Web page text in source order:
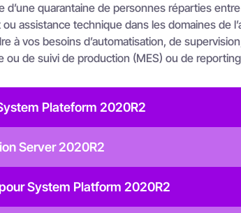
d’une quarantaine de personnes réparties
assistance technique dans les domaines de
à vos besoins d’automatisation, de
ou de suivi de production (MES) ou de
Plateform 2020R2
Server 2020R2
System Platform 2020R2